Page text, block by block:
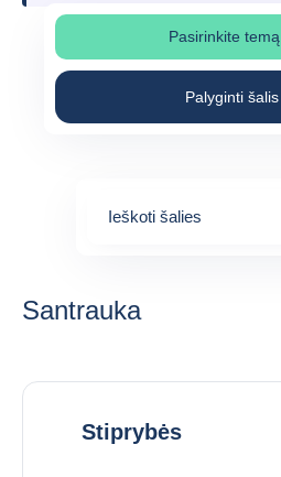
Pasirinkite temą
Palyginti šalis
Ieškoti šalies
Santrauka
Stiprybės